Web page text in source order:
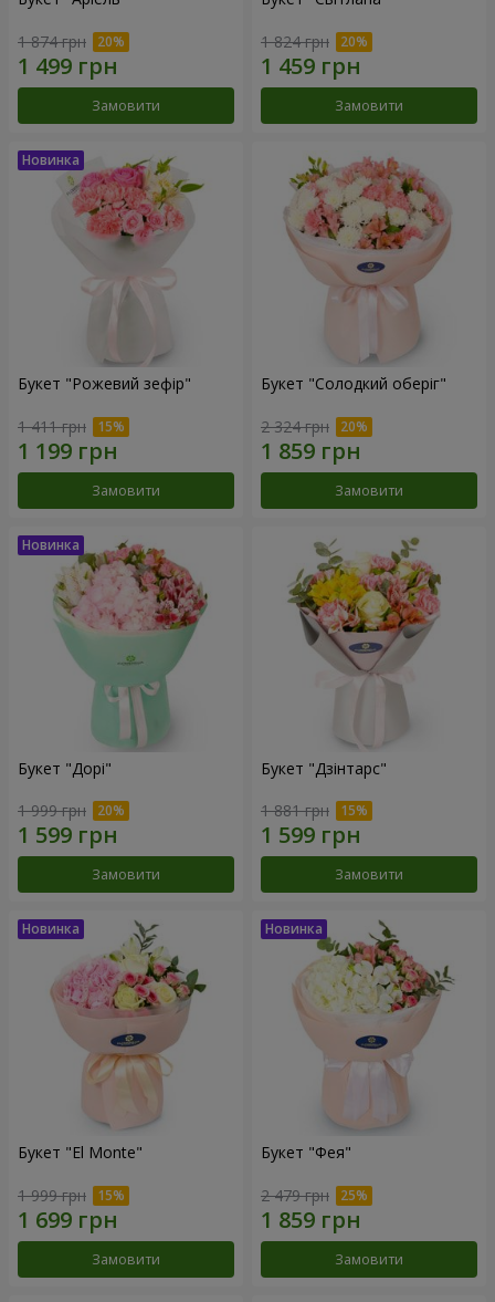
1 874 грн
Замовити
1 824 грн
Замовити
Букет "Рожевий зефір"
1 411 грн
Замовити
Букет "Солодкий оберіг"
2 324 грн
Замовити
Букет "Дорі"
1 999 грн
Замовити
Букет "Дзінтарс"
1 881 грн
Замовити
Букет "El Monte"
1 999 грн
Замовити
Букет "Фея"
2 479 грн
Замовити